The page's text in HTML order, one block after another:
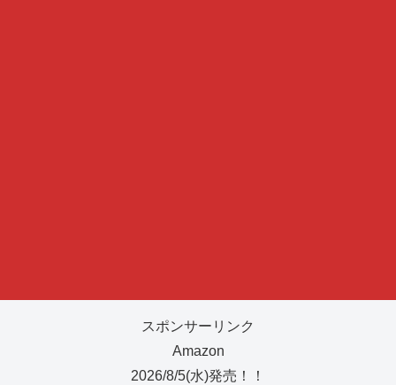
スポンサーリンク
Amazon
2026/8/5(水)発売！！